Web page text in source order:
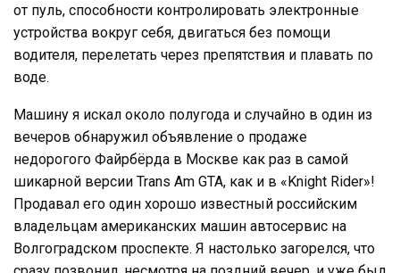
от пуль, способности контролировать электронные
устройства вокруг себя, двигаться без помощи
водителя, перелетать через препятствия и плавать по
воде.
Машину я искал около полугода и случайно в один из
вечеров обнаружил объявление о продаже
недорогого Файрбёрда в Москве как раз в самой
шикарной версии Trans Am GTA, как и в «Knight Rider»!
Продавал его один хорошо известный российским
владельцам американских машин автосервис на
Волгоградском проспекте. Я настолько загорелся, что